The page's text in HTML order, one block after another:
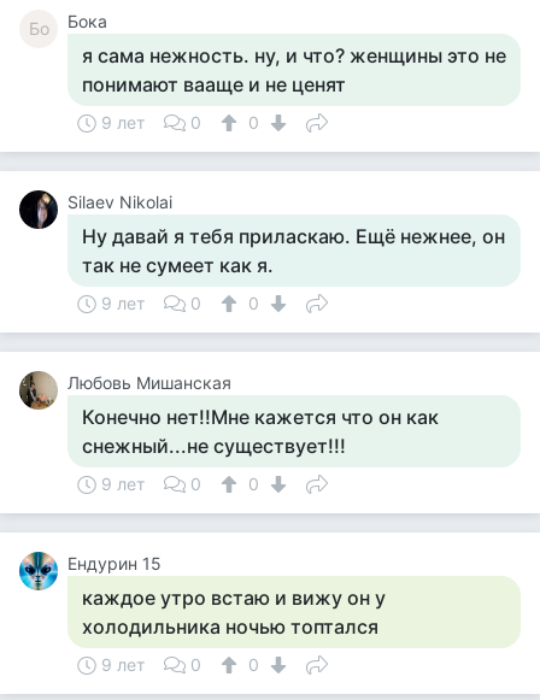
Бо Бока
я сама нежность. ну, и что? женщины это не
понимают вааще и не ценят
9 лет 0 0
Silaev Nikolai
Ну давай я тебя приласкаю. Ещё нежнее, он
так не сумеет как я.
9 лет 0 0
Любовь Мишанская
Конечно нет!!Мне кажется что он как
снежный...не существует!!!
9 лет 0 0
Ендурин 15
каждое утро встаю и вижу он у
холодильника ночью топтался
9 лет 0 0